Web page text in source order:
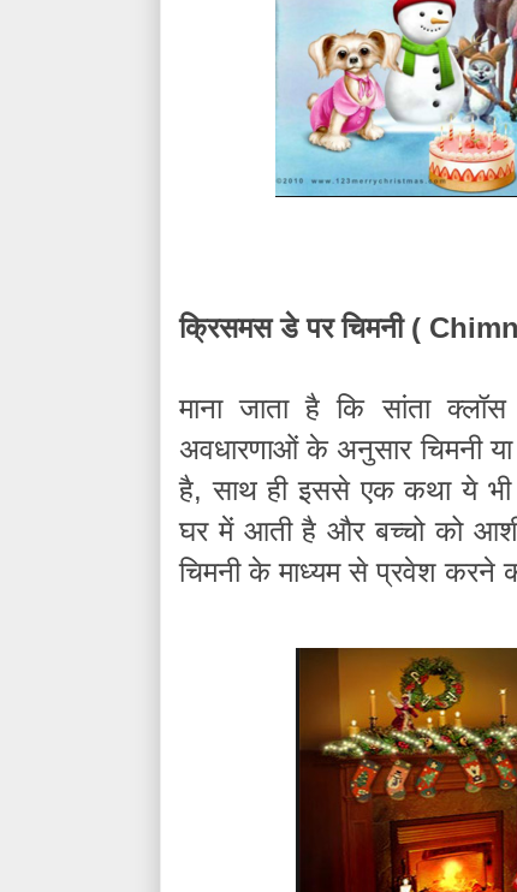
क्रिसमस डे पर चिमनी(
माना जाता है कि सांता क्लॉस
अवधारणाओं के अनुसार चिमनी या
है,साथ ही इससे एक कथा ये भी
घर में आती है और बच्चो को
चिमनी के माध्यम से प्रवेश करने